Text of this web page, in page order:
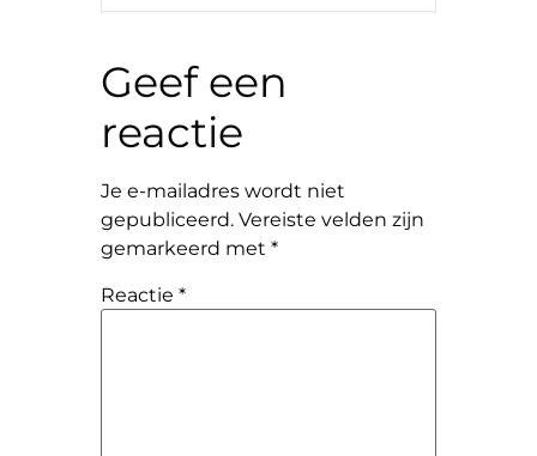
Geef een
reactie
Je e-mailadres wordt niet
gepubliceerd. Vereiste velden zijn
gemarkeerd met *
Reactie *